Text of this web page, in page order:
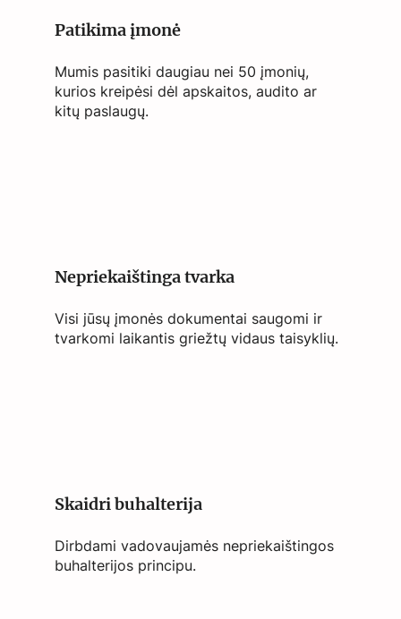
Patikima įmonė
Mumis pasitiki daugiau nei 50 įmonių,
kurios kreipėsi dėl apskaitos, audito ar
kitų paslaugų.
Nepriekaištinga tvarka
Visi jūsų įmonės dokumentai saugomi ir
tvarkomi laikantis griežtų vidaus taisyklių.
Skaidri buhalterija
Dirbdami vadovaujamės nepriekaištingos
buhalterijos principu.